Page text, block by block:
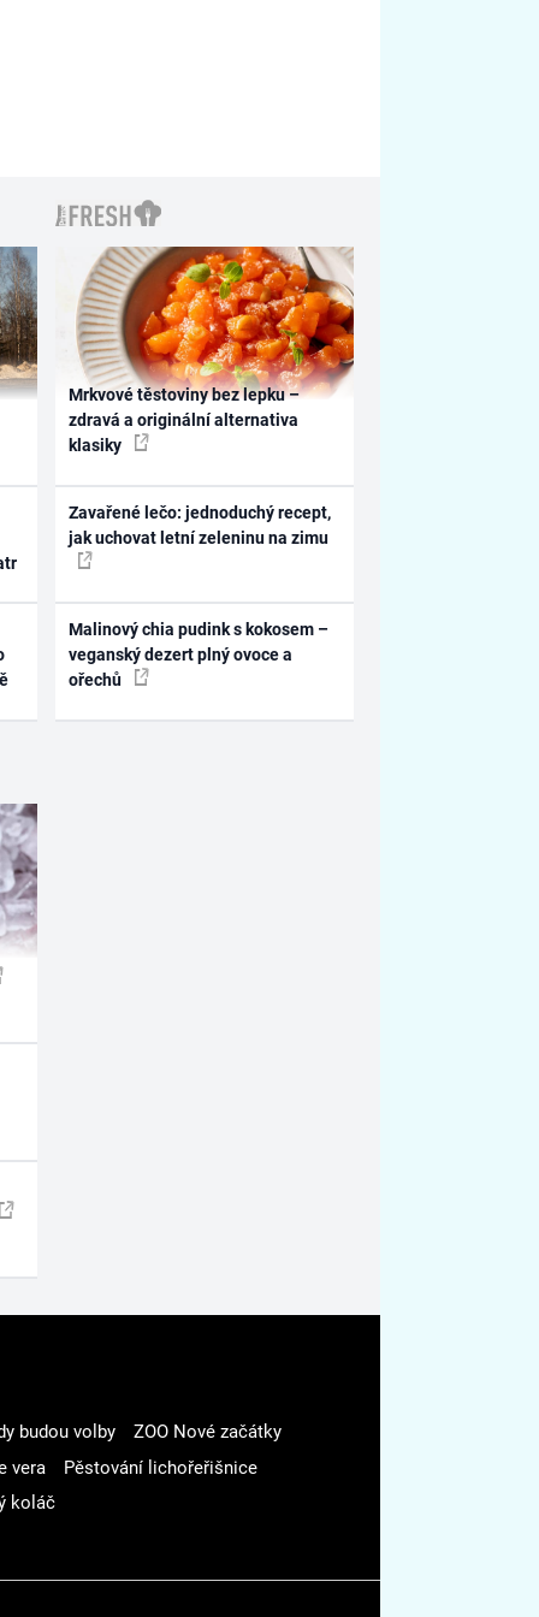
Mrkvové těstoviny bez lepku –
zdravá a originální alternativa
klasiky
Zavařené lečo: jednoduchý recept,
jak uchovat letní zeleninu na zimu
Malinový chia pudink s kokosem –
veganský dezert plný ovoce a
ořechů
budou volby
ZOO Nové začátky
vera
Pěstování lichořeřišnice
koláč